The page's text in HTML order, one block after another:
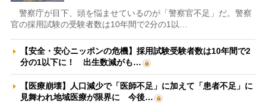
警察庁が目下、頭を悩ませているのが「警察官不足」だ。警察
官の採用試験の受験者数は10年間で2分の1以…
【安全・安心ニッポンの危機】採用試験受験者数は10年間で2
分の1以下に！ 出生数減がも…
【医療崩壊】人口減少で「医師不足」に加えて「患者不足」に
見舞われ地域医療が限界に 今後…